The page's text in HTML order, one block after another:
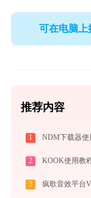
可在电脑上
推荐内容
1 NDM下载器使
2 KOOK使用教
3 疯歌音效平台